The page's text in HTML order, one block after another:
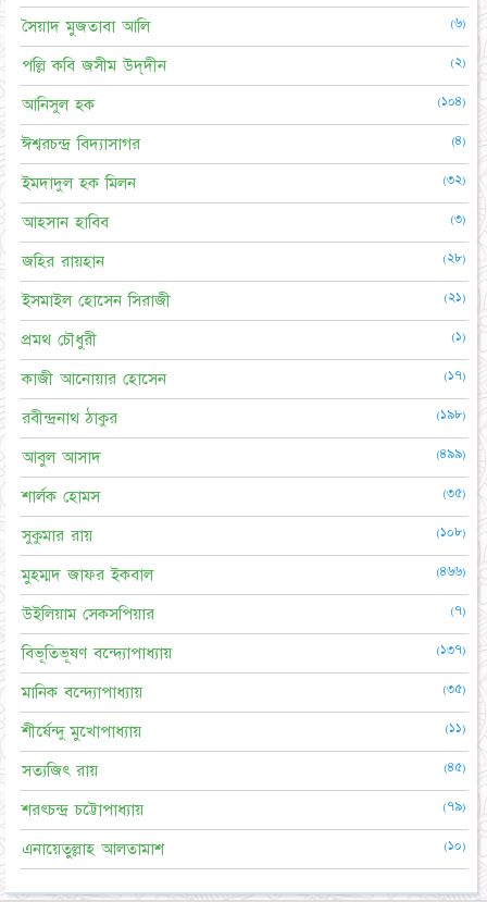
সৈয়াদ মুজতাবা আলি (৬)
পল্লি কবি জসীম উদ্‌দীন (২)
আনিসুল হক (১০৪)
ঈশ্বরচন্দ্র বিদ্যাসাগর (৪)
ইমদাদুল হক মিলন (৩২)
আহসান হাবিব (৩)
জহির রায়হান (২৮)
ইসমাইল হোসেন সিরাজী (২১)
প্রমথ চৌধুরী (১)
কাজী আনোয়ার হোসেন (১৭)
রবীন্দ্রনাথ ঠাকুর (১৯৮)
আবুল আসাদ (৪৯৯)
শার্লক হোমস (৩৫)
সুকুমার রায় (১০৮)
মুহম্মদ জাফর ইকবাল (৪৬৬)
উইলিয়াম সেকসপিয়ার (৭)
বিভূতিভূষণ বন্দ্যোপাধ্যায় (১৩৭)
মানিক বন্দ্যোপাধ্যায় (৩৫)
শীর্ষেন্দু মুখোপাধ্যায় (১১)
সত্যজিৎ রায় (৪৫)
শরৎচন্দ্র চট্টোপাধ্যায় (৭৯)
এনায়েতুল্লাহ আলতামাশ (১০)